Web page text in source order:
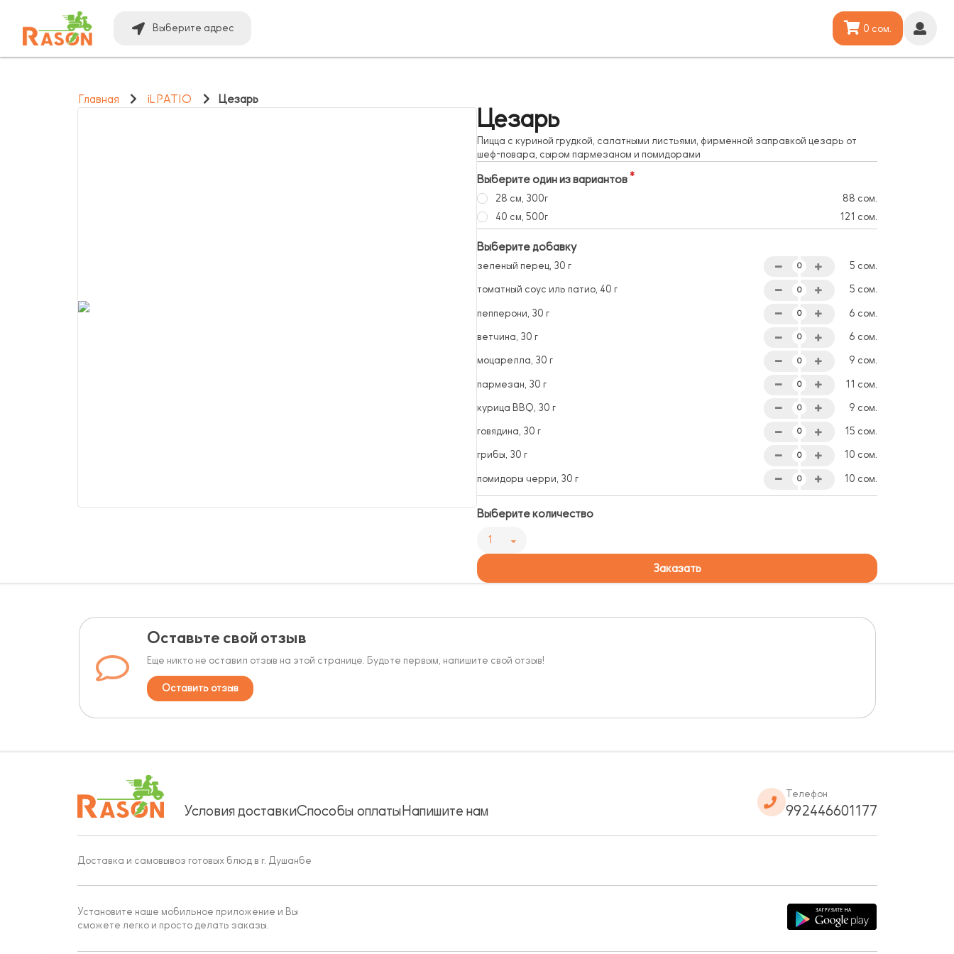
Выберите адрес 0 сом.
Главная iL PATIO Цезарь
Цезарь
Пицца с куриной грудкой, салатными листьями, фирменной заправкой цезарь от
шеф-повара, сыром пармезаном и помидорами
Выберите один из вариантов
28 см, 300г
88 сом.
40 см, 500г
121 сом.
Выберите добавку
зеленый перец, 30 г 5 сом.
томатный соус иль патио, 40 г 5 сом.
пепперони, 30 г 6 сом.
ветчина, 30 г 6 сом.
моцарелла, 30 г 9 сом.
пармезан, 30 г 11 сом.
курица BBQ, 30 г 9 сом.
говядина, 30 г 15 сом.
грибы, 30 г 10 сом.
помидоры черри, 30 г 10 сом.
Выберите количество
1
Заказать
Оставьте свой отзыв
Еще никто не оставил отзыв на этой странице. Будьте первым, напишите свой отзыв!
Оставить отзыв
Условия доставкиСпособы оплатыНапишите нам
Телефон
992446601177
Доставка и самовывоз готовых блюд в г. Душанбе
Установите наше мобильное приложение и Вы
сможете легко и просто делать заказы.